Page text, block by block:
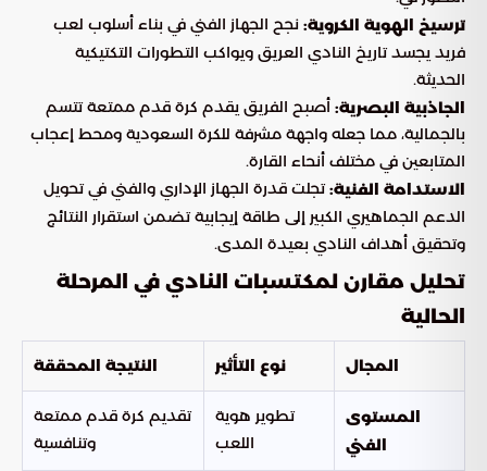
ترسيخ الهوية الكروية: نجح الجهاز الفني في بناء أسلوب لعب
فريد يجسد تاريخ النادي العريق ويواكب التطورات التكتيكية
الحديثة.
الجاذبية البصرية: أصبح الفريق يقدم كرة قدم ممتعة تتسم
بالجمالية، مما جعله واجهة مشرفة للكرة السعودية ومحط إعجاب
المتابعين في مختلف أنحاء القارة.
الاستدامة الفنية:تجلت قدرة الجهاز الإداري والفني في تحويل
الدعم الجماهيري الكبير إلى طاقة إيجابية تضمن استقرار النتائج
وتحقيق أهداف النادي بعيدة المدى.
تحليل مقارن لمكتسبات النادي في المرحلة
الحالية
المجال نوع التأثير النتيجة المحققة
المستوى
الفني
تطوير هوية
اللعب
تقديم كرة قدم ممتعة
وتنافسية